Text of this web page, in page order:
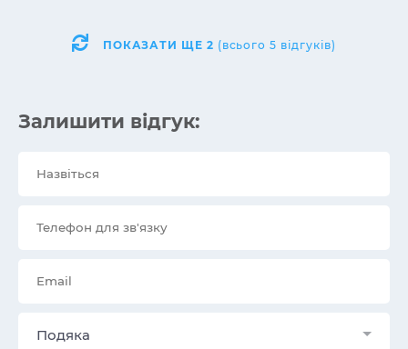
ПОКАЗАТИ ЩЕ 2 (всього 5 відгуків)
Залишити відгук:
Подяка